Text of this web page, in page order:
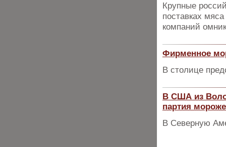
Крупные
поставках
компаний
Фирменное
В столице
В США из
партия
В Северную